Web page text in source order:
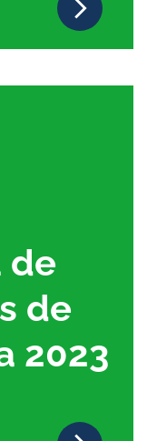
de
de
2023